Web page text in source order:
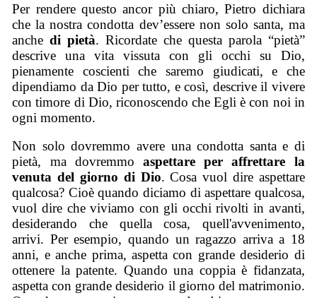
Per rendere questo ancor più chiaro, Pietro dichiara
che la nostra condotta dev’essere non solo santa, ma
anchedi pietà. Ricordate che questa parola “pietà”
descrive una vita vissuta con gli occhi su Dio,
pienamente coscienti che saremo giudicati, e che
dipendiamo da Dio per tutto, e così, descrive il vivere
con timore di Dio, riconoscendo che Egli è con noi in
ogni momento.
Non solo dovremmo avere una condotta santa e di
pietà, ma dovremmo aspettare per affrettare la
venuta del giorno di Dio. Cosa vuol dire aspettare
qualcosa? Cioè quando diciamo di aspettare qualcosa,
vuol dire che viviamo con gli occhi rivolti in avanti,
desiderando che quella cosa, quell'avvenimento,
arrivi. Per esempio, quando un ragazzo arriva a 18
anni, e anche prima, aspetta con grande desiderio di
ottenere la patente. Quando una coppia è fidanzata,
aspetta con grande desiderio il giorno del matrimonio.